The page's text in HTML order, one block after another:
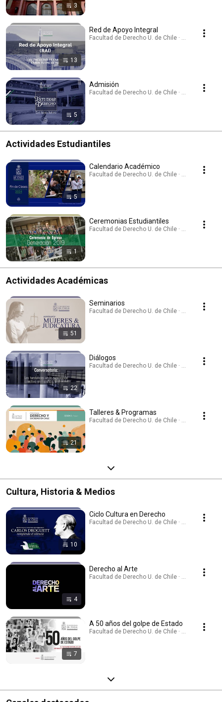
3
13
Red de Apoyo Integral
Facultad de Derecho U. de Chile · Playlist
5
Admisión
Facultad de Derecho U. de Chile · Playlist
Actividades Estudiantiles
5
Calendario Académico
Facultad de Derecho U. de Chile · Playlist
1
Ceremonias Estudiantiles
Facultad de Derecho U. de Chile · Playlist
Actividades Académicas
51
Seminarios
Facultad de Derecho U. de Chile · Playlist
22
Diálogos
Facultad de Derecho U. de Chile · Playlist
21
Talleres & Programas
Facultad de Derecho U. de Chile · Playlist
Cultura, Historia & Medios
10
Ciclo Cultura en Derecho
Facultad de Derecho U. de Chile · Playlist
4
Derecho al Arte
Facultad de Derecho U. de Chile · Playlist
7
A 50 años del golpe de Estado
Facultad de Derecho U. de Chile · Playlist